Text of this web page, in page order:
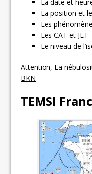
La date et
La position et
Les
Les CAT et JET
Le niveau de
Attention, La
BKN
TEMSI